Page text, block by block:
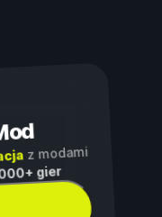
z modami
gier